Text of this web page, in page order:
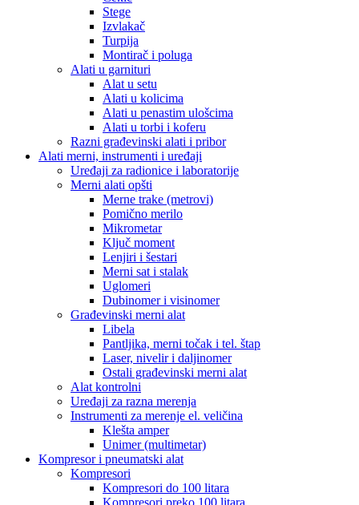
Stege
Izvlakač
Turpija
Montirač i poluga
Alati u garnituri
Alat u setu
Alati u kolicima
Alati u penastim ulošcima
Alati u torbi i koferu
Razni građevinski alati i pribor
Alati merni, instrumenti i uređaji
Uređaji za radionice i laboratorije
Merni alati opšti
Merne trake (metrovi)
Pomično merilo
Mikrometar
Ključ moment
Lenjiri i šestari
Merni sat i stalak
Uglomeri
Dubinomer i visinomer
Građevinski merni alat
Libela
Pantljika, merni točak i tel. štap
Laser, nivelir i daljinomer
Ostali građevinski merni alat
Alat kontrolni
Uređaji za razna merenja
Instrumenti za merenje el. veličina
Klešta amper
Unimer (multimetar)
Kompresor i pneumatski alat
Kompresori
Kompresori do 100 litara